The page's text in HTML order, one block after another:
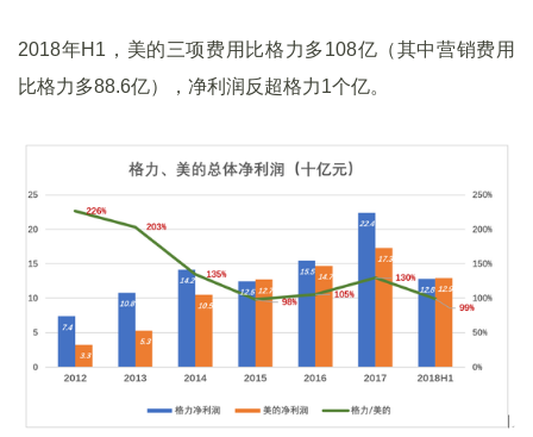
2018年H1，美的三项费用比格力多108亿（其中营销费用
比格力多88.6亿），净利润反超格力1个亿。